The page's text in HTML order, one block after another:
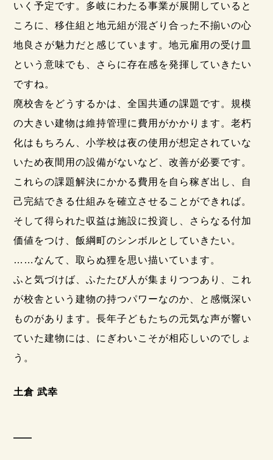
いく予定です。多岐にわたる事業が展開していると
ころに、移住組と地元組が混ざり合った不揃いの心
地良さが魅力だと感じています。地元雇用の受け皿
という意味でも、さらに存在感を発揮していきたい
ですね。
廃校舎をどうするかは、全国共通の課題です。規模
の大きい建物は維持管理に費用がかかります。老朽
化はもちろん、小学校は夜の使用が想定されていな
いため夜間用の設備がないなど、改善が必要です。
これらの課題解決にかかる費用を自ら稼ぎ出し、自
己完結できる仕組みを確立させることができれば。
そして得られた収益は施設に投資し、さらなる付加
価値をつけ、飯綱町のシンボルとしていきたい。
……なんて、取らぬ狸を思い描いています。
ふと気づけば、ふたたび人が集まりつつあり、これ
が校舎という建物の持つパワーなのか、と感慨深い
ものがあります。長年子どもたちの元気な声が響い
ていた建物には、にぎわいこそが相応しいのでしょ
う。
土倉 武幸